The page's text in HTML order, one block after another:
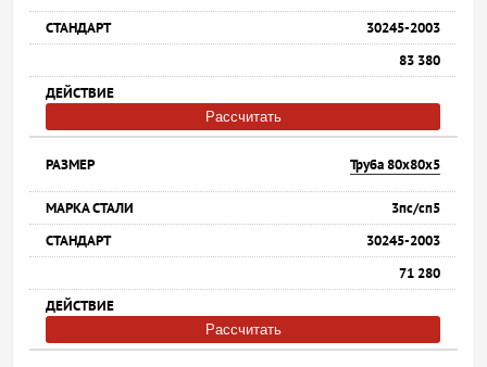
30245-2003
83 380
Рассчитать
Труба 80х80х5
3пс/сп5
30245-2003
71 280
Рассчитать